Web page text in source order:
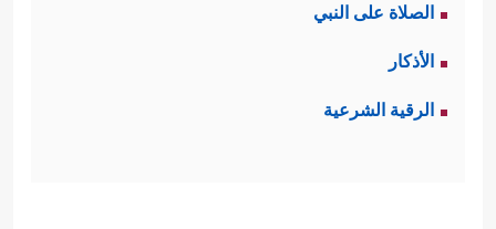
الصلاة على النبي
الأذكار
الرقية الشرعية